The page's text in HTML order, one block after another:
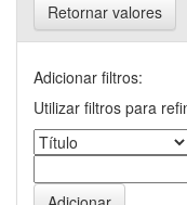
Retornar valores
Adicionar filtros:
Utilizar filtros para